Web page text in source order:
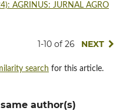
AGRINUS: JURNAL AGRO
1-10 of 26 NEXT
search for this article.
author(s)